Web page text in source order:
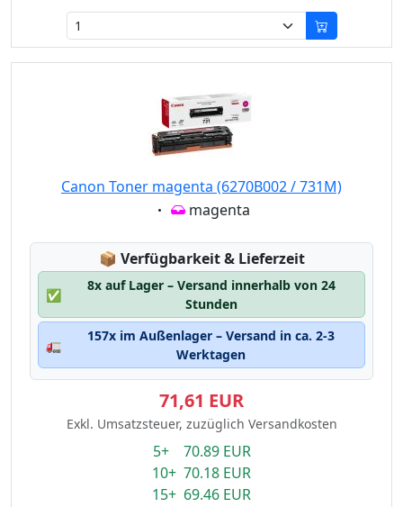
Canon Toner magenta (6270B002 / 731M)
Eigenschaft:
magenta
📦 Lagerstatus:
Verfügbarkeit & Lieferzeit
✅
8x auf Lager – Versand innerhalb von 24
Stunden
🚛
157x im Außenlager – Versand in ca. 2-3
Werktagen
71,61 EUR
Exkl. Umsatzsteuer, zuzüglich Versandkosten
5+ 70.89 EUR
10+ 70.18 EUR
15+ 69.46 EUR